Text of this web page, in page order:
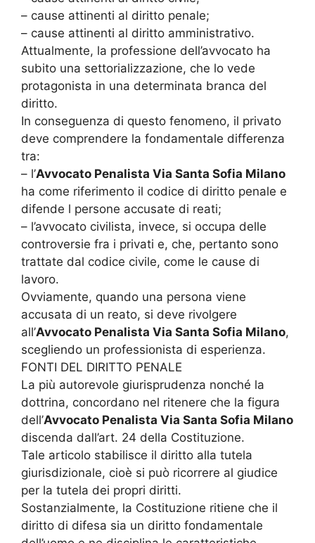
– cause attinenti al diritto penale;
– cause attinenti al diritto amministrativo.
Attualmente, la professione dell’avvocato ha
subito una settorializzazione, che lo vede
protagonista in una determinata branca del
diritto.
In conseguenza di questo fenomeno, il privato
deve comprendere la fondamentale differenza
tra:
– l’Avvocato Penalista Via Santa Sofia Milano
ha come riferimento il codice di diritto penale e
difende l persone accusate di reati;
– l’avvocato civilista, invece, si occupa delle
controversie fra i privati e, che, pertanto sono
trattate dal codice civile, come le cause di
lavoro.
Ovviamente, quando una persona viene
accusata di un reato, si deve rivolgere
all’Avvocato Penalista Via Santa Sofia Milano,
scegliendo un professionista di esperienza.
FONTI DEL DIRITTO PENALE
La più autorevole giurisprudenza nonché la
dottrina, concordano nel ritenere che la figura
dell’Avvocato Penalista Via Santa Sofia Milano
discenda dall’art. 24 della Costituzione.
Tale articolo stabilisce il diritto alla tutela
giurisdizionale, cioè si può ricorrere al giudice
per la tutela dei propri diritti.
Sostanzialmente, la Costituzione ritiene che il
diritto di difesa sia un diritto fondamentale